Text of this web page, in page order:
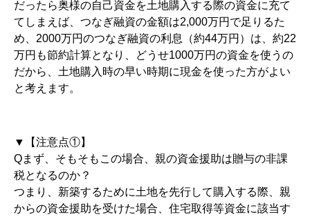
だったら奥様の自己資金を土地購入する際の資金に充て
てしまえば、つなぎ融資の金額は2,000万円で足りるた
め、2000万円のつなぎ融資の利息（約44万円）は、約22
万円も節約計算となり、どうせ1000万円の資金を使うの
だから、土地購入時の早い時期に現金を使った方がよい
と考えます。
▼【注意点①】
Qまず、そもそもこの場合、親の資金援助は贈与の非課
税となるのか？
つまり、新築するために土地を先行して購入する際、親
からの資金援助を受けた場合、住宅取得等資金に該当す